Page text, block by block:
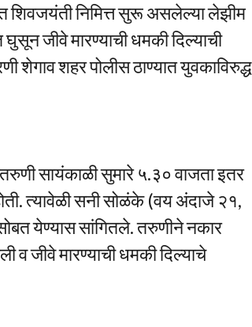
शिवजयंती निमित्त सुरू असलेल्या लेझीम
जीवे मारण्याची धमकी दिल्याची
शेगाव शहर पोलीस ठाण्यात युवकाविरुद्ध
सायंकाळी सुमारे ५.३० वाजता इतर
त्यावेळी सनी सोळंके (वय अंदाजे २१,
येण्यास सांगितले. तरुणीने नकार
व जीवे मारण्याची धमकी दिल्याचे